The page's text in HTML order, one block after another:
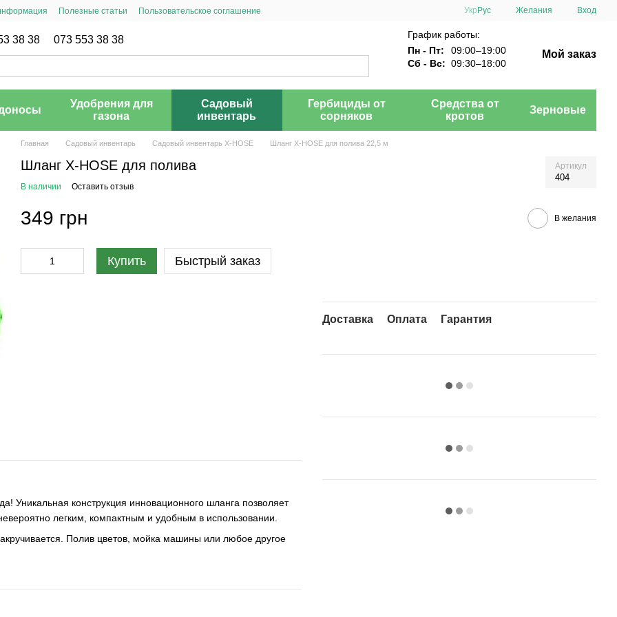
Полезные статьи Пользовательское соглашение Укр Рус Желания Вход
38 38 073 553 38 38
График работы:
Пн - Пт:
09:00–19:00
Сб - Вс: 09:30–18:00
Мой заказ
Удобрения для
газона
Садовый
инвентарь
Гербициды от
сорняков
Средства от
кротов
Зерновые
Главная Садовый инвентарь Садовый инвентарь X-HOSE Шланг X-HOSE для полива 22,5 м
Шланг X-HOSE для полива Артикул
404
В наличии Оставить отзыв
349 грн В желания
Купить Быстрый заказ
Доставка Оплата Гарантия
Уникальная конструкция инновационного шланга позволяет
легким, компактным и удобным в использовании.
Полив цветов, мойка машины или любое другое